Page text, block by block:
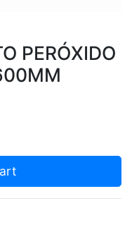
PERÓXIDO